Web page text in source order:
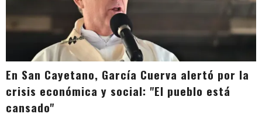
En San Cayetano, García Cuerva alertó por la
crisis económica y social: "El pueblo está
cansado"